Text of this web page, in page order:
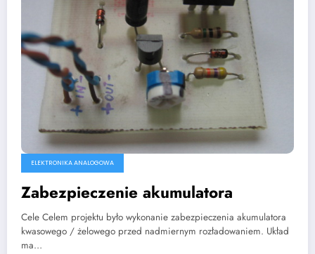
ELEKTRONIKA ANALOGOWA
Zabezpieczenie akumulatora
Cele Celem projektu było wykonanie zabezpieczenia akumulatora
kwasowego / żelowego przed nadmiernym rozładowaniem. Układ
ma…